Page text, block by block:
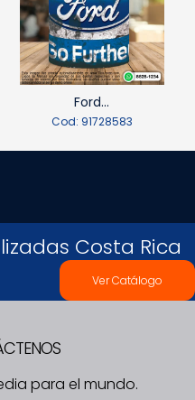
Ford...
Cod: 91728583
Costa Rica
Ver Catálogo
para el mundo.